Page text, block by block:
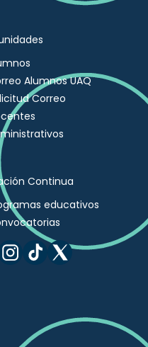
Alumnos UAQ
Correo
Continua
educativos